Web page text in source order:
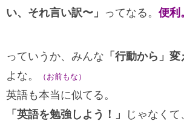
い、それ言い訳〜」 ってなる。 便利
っていうか、みんな 「行動から」
よな。
（お前もな）
英語も本当に似てる。
「英語を勉強しよう！」
じゃなくて